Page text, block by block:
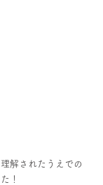
解されたうえでの
！